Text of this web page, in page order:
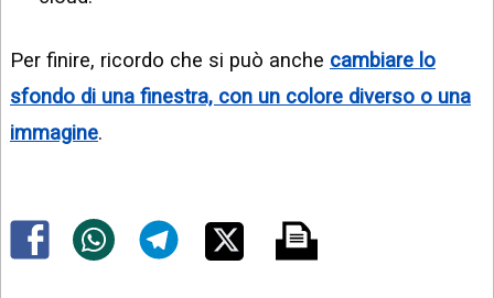
Per finire, ricordo che si può anche cambiare lo
sfondo di una finestra, con un colore diverso o una
immagine.